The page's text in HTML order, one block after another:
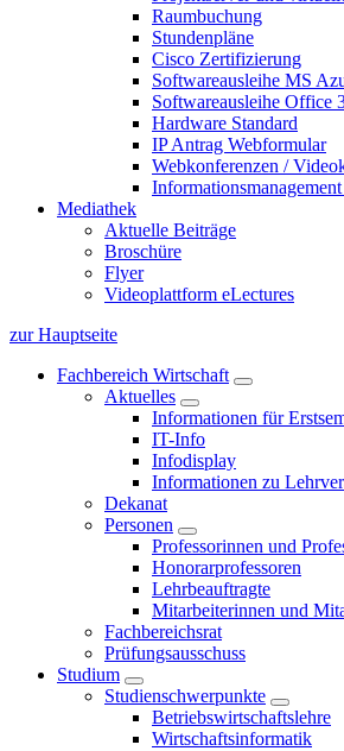
Raumbuchung
Stundenpläne
Cisco Zertifizierung
Softwareausleihe MS
Softwareausleihe Office
Hardware Standard
IP Antrag Webformular
Webkonferenzen /
Mediathek
Aktuelle Beiträge
Broschüre
Flyer
Videoplattform eLectures
zur Hauptseite
Fachbereich Wirtschaft
Aktuelles
Informationen für
IT-Info
Infodisplay
Informationen zu
Dekanat
Personen
Professorinnen und
Honorarprofessoren
Lehrbeauftragte
Mitarbeiterinnen und
Fachbereichsrat
Prüfungsausschuss
Studium
Studienschwerpunkte
Betriebswirtschaftslehre
Wirtschaftsinformatik